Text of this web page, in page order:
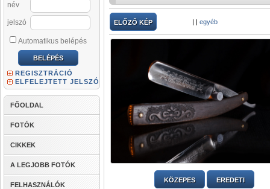
név
jelszó
Automatikus belépés
REGISZTRÁCIÓ
ELFELEJTETT JELSZÓ
FŐOLDAL
FOTÓK
CIKKEK
A LEGJOBB FOTÓK
FELHASZNÁLÓK
ELŐZŐ KÉP | | egyéb
KÖZEPES EREDETI